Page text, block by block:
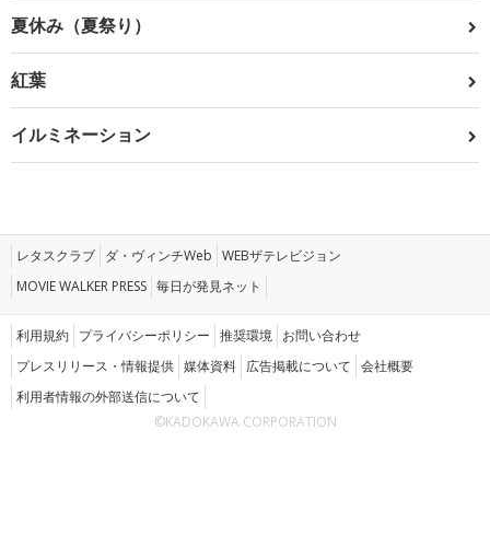
夏休み（夏祭り）
紅葉
イルミネーション
レタスクラブ ダ・ヴィンチWeb WEBザテレビジョン
MOVIE WALKER PRESS 毎日が発見ネット
利用規約 プライバシーポリシー 推奨環境 お問い合わせ
プレスリリース・情報提供 媒体資料 広告掲載について 会社概要
利用者情報の外部送信について
©KADOKAWA CORPORATION